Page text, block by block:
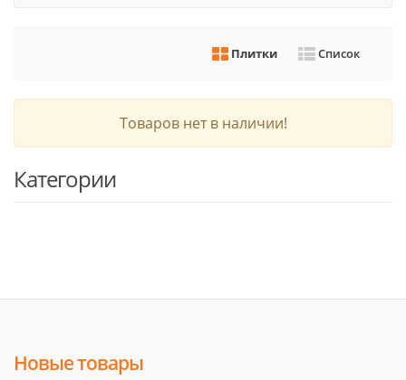
Плитки Список
Товаров нет в наличии!
Категории
Новые товары